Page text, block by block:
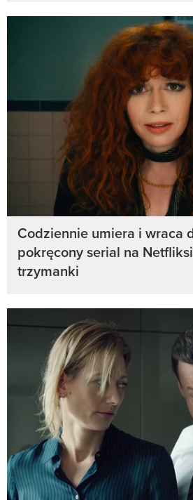
Codziennie umiera i wraca
pokręcony serial na
trzymanki